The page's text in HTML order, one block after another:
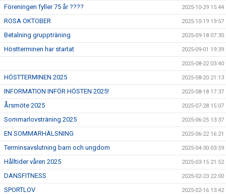
Föreningen fyller 75 år ???? 2025-10-29 15:44
ROSA OKTOBER 2025-10-19 19:57
Betalning gruppträning 2025-09-18 07:30
Höstterminen har startat 2025-09-01 19:39
2025-08-22 03:40
HÖSTTERMINEN 2025 2025-08-20 21:13
INFORMATION INFÖR HÖSTEN 2025! 2025-08-18 17:37
Årsmöte 2025 2025-07-28 15:07
Sommarlovsträning 2025 2025-06-25 13:37
EN SOMMARHÄLSNING 2025-06-22 16:21
Terminsavslutning barn och ungdom 2025-04-30 03:59
Hålltider våren 2025 2025-03-15 21:52
DANSFITNESS 2025-02-23 22:00
SPORTLOV 2025-02-16 13:42